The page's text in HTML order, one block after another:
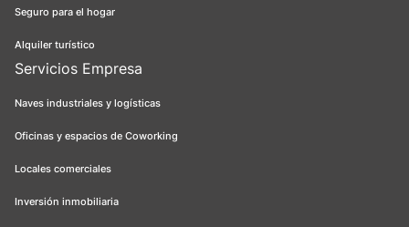
Seguro para el hogar
Alquiler turístico
Servicios Empresa
Naves industriales y logísticas
Oficinas y espacios de Coworking
Locales comerciales
Inversión inmobiliaria